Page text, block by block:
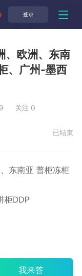
登录
、欧洲、东南
、广州-墨西
已结束
关注 0
东南亚 普柜冻柜
柜DDP
我来答